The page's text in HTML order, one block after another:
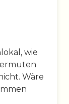
wie
Wäre